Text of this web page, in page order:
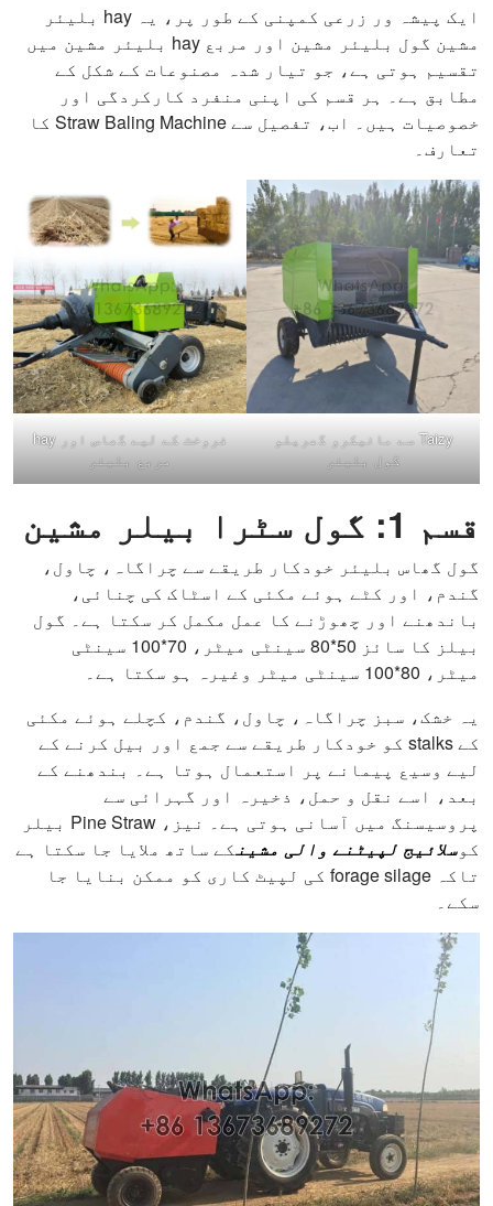
ایک پیشہ ور زرعی کمپنی کے طور پر، یہ hay بلیئر
مشین گول بلیئر مشین اور مربع hay بلیئر مشین میں
تقسیم ہوتی ہے، جو تیار شدہ مصنوعات کے شکل کے
مطابق ہے۔ ہر قسم کی اپنی منفرد کارکردگی اور
خصوصیات ہیں۔ اب، تفصیل سے Straw Baling Machine کا
تعارف۔
Taizy سے مائیکرو گھریلو
گول بلیئر
فروخت کے لیے گھاس اور hay
مربع بلیئر
قسم 1: گول سٹرا بیلر مشین
گول گھاس بلیئر خودکار طریقے سے چراگاہ، چاول،
گندم، اور کٹے ہوئے مکئی کے اسٹاک کی چنائی،
باندھنے اور چھوڑنے کا عمل مکمل کر سکتا ہے۔ گول
بيلز کا سائز 50*80 سینٹی میٹر، 70*100 سینٹی
میٹر، 80*100 سینٹی میٹر وغیرہ ہو سکتا ہے۔
یہ خشک، سبز چراگاہ، چاول، گندم، کچلے ہوئے مکئی
کے stalks کو خودکار طریقے سے جمع اور بیل کرنے کے
لیے وسیع پیمانے پر استعمال ہوتا ہے۔ بندھنے کے
بعد، اسے نقل و حمل، ذخیرہ اور گہرائی سے
پروسیسنگ میں آسانی ہوتی ہے۔ نیز، Pine Straw بیلر
کوسلائیج لپیٹنے والی مشینکے ساتھ ملایا جا سکتا ہے
تاکہ forage silage کی لپیٹ کاری کو ممکن بنایا جا
سکے۔